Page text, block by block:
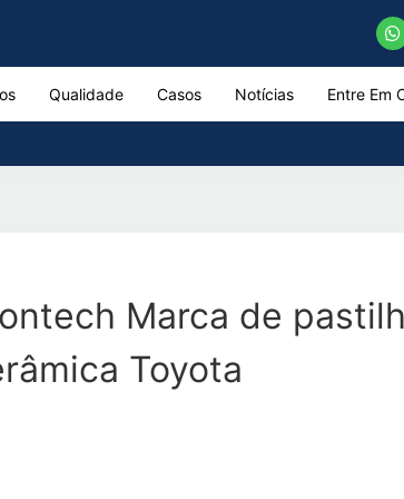
Qualidade Casos Notícias Entre Em
Marca de
Toyota